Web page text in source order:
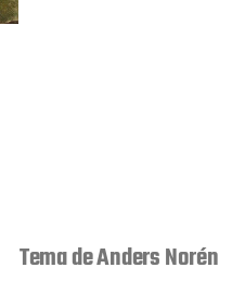
Tema deAnders Norén